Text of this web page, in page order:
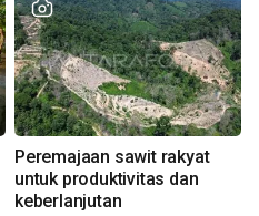
Peremajaan sawit rakyat
untuk produktivitas dan
keberlanjutan